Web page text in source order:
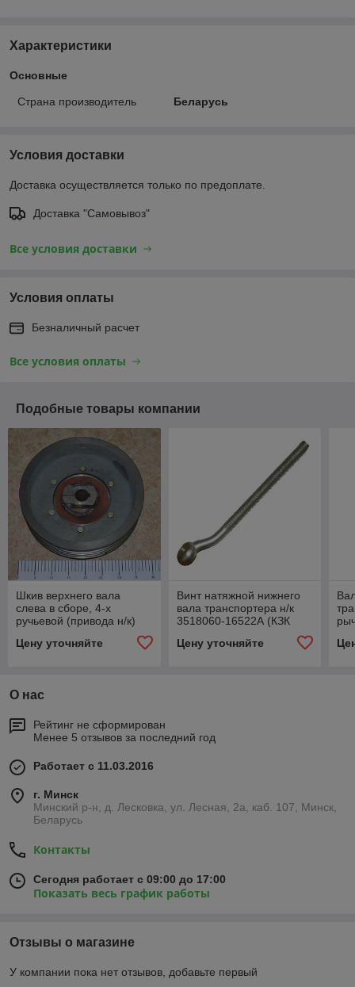
Характеристики
Основные
Страна производитель Беларусь
Условия доставки
Доставка осуществляется только по предоплате.
Доставка "Самовывоз"
Все условия доставки
Условия оплаты
Безналичный расчет
Все условия оплаты
Подобные товары компании
Шкив верхнего вала
слева в сборе, 4-х
ручьевой (привода н/к)
Цену уточняйте
Винт натяжной нижнего
вала транспортера н/к
3518060-16522А (КЗК
Цену уточняйте
О нас
Рейтинг не сформирован
Менее 5 отзывов за последний год
Работает с 11.03.2016
г. Минск
Минский р-н, д. Лесковка, ул. Лесная, 2а, каб. 107, Минск,
Беларусь
Контакты
Сегодня работает с 09:00 до 17:00
Показать весь график работы
Отзывы о магазине
У компании пока нет отзывов, добавьте первый